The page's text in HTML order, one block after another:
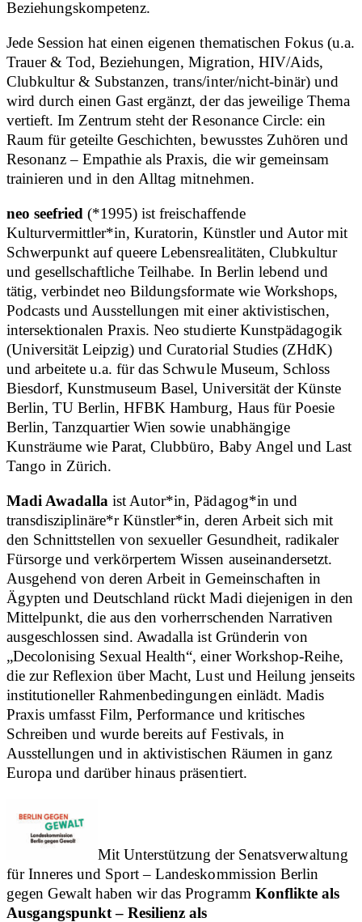
Beziehungskompetenz.
Jede Session hat einen eigenen thematischen Fokus (u.a.
Trauer & Tod, Beziehungen, Migration, HIV/Aids,
Clubkultur & Substanzen, trans/inter/nicht-binär) und
wird durch einen Gast ergänzt, der das jeweilige Thema
vertieft. Im Zentrum steht der Resonance Circle: ein
Raum für geteilte Geschichten, bewusstes Zuhören und
Resonanz – Empathie als Praxis, die wir gemeinsam
trainieren und in den Alltag mitnehmen.
neo seefried (*1995) ist freischaffende
Kulturvermittler*in, Kuratorin, Künstler und Autor mit
Schwerpunkt auf queere Lebensrealitäten, Clubkultur
und gesellschaftliche Teilhabe. In Berlin lebend und
tätig, verbindet neo Bildungsformate wie Workshops,
Podcasts und Ausstellungen mit einer aktivistischen,
intersektionalen Praxis. Neo studierte Kunstpädagogik
(Universität Leipzig) und Curatorial Studies (ZHdK)
und arbeitete u.a. für das Schwule Museum, Schloss
Biesdorf, Kunstmuseum Basel, Universität der Künste
Berlin, TU Berlin, HFBK Hamburg, Haus für Poesie
Berlin, Tanzquartier Wien sowie unabhängige
Kunsträume wie Parat, Clubbüro, Baby Angel und Last
Tango in Zürich.
Madi Awadalla ist Autor*in, Pädagog*in und
transdisziplinäre*r Künstler*in, deren Arbeit sich mit
den Schnittstellen von sexueller Gesundheit, radikaler
Fürsorge und verkörpertem Wissen auseinandersetzt.
Ausgehend von deren Arbeit in Gemeinschaften in
Ägypten und Deutschland rückt Madi diejenigen in den
Mittelpunkt, die aus den vorherrschenden Narrativen
ausgeschlossen sind. Awadalla ist Gründerin von
„Decolonising Sexual Health“, einer Workshop-Reihe,
die zur Reflexion über Macht, Lust und Heilung jenseits
institutioneller Rahmenbedingungen einlädt. Madis
Praxis umfasst Film, Performance und kritisches
Schreiben und wurde bereits auf Festivals, in
Ausstellungen und in aktivistischen Räumen in ganz
Europa und darüber hinaus präsentiert.
Mit Unterstützung der Senatsverwaltung
für Inneres und Sport – Landeskommission Berlin
gegen Gewalt haben wir das Programm Konflikte als
Ausgangspunkt – Resilienz als